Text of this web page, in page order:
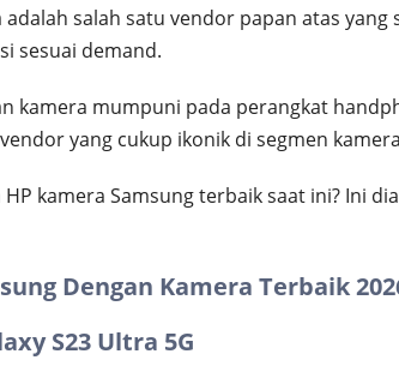
adalah salah satu vendor papan atas
sesuai demand.
kamera mumpuni pada perangkat
yang cukup ikonik di segmen
kamera Samsung terbaik saat ini? Ini
Dengan Kamera Terbaik
S23 Ultra 5G